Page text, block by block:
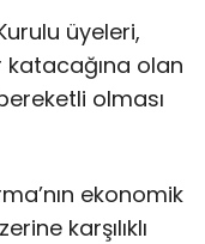
üyeleri,
katacağına olan
olması
ekonomik
karşılıklı